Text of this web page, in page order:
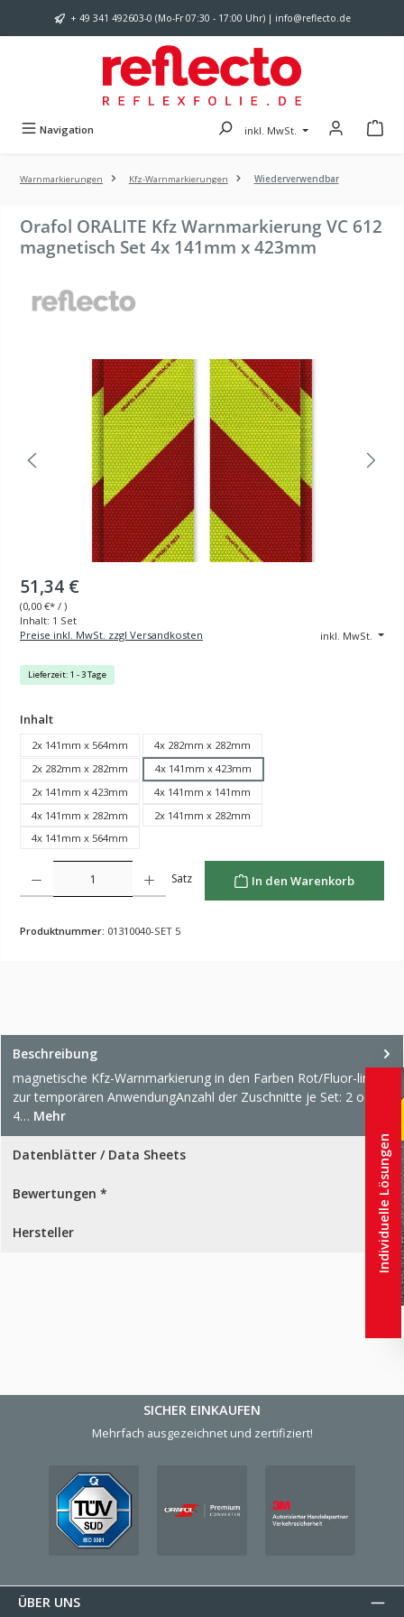
Zum Hauptinhalt springen
+ 49 341 492603-0 (Mo-Fr 07:30 - 17:00 Uhr) | info@reflecto.de
Navigation inkl. MwSt.
Warnmarkierungen Kfz-Warnmarkierungen Wiederverwendbar
Orafol ORALITE Kfz Warnmarkierung VC 612
magnetisch Set 4x 141mm x 423mm
Bildergalerie überspringen
51,34 €
(0,00 €* / )
Inhalt: 1 Set
inkl. MwSt.
Preise inkl. MwSt. zzgl Versandkosten
Lieferzeit: 1 - 3 Tage
Inhaltauswählen
2x 141mm x 564mm
4x 282mm x 282mm
2x 282mm x 282mm
4x 141mm x 423mm
2x 141mm x 423mm
4x 141mm x 141mm
4x 141mm x 282mm
2x 141mm x 282mm
4x 141mm x 564mm
Satz In den Warenkorb
Produktnummer: 01310040-SET 5
Beschreibung
magnetische Kfz-Warnmarkierung in den Farben Rot/Fluor-lime,
zur temporären AnwendungAnzahl der Zuschnitte je Set: 2 oder
4… Mehr
Datenblätter / Data Sheets
Bewertungen *
Hersteller
SICHER EINKAUFEN
Mehrfach ausgezeichnet und zertifiziert!
ÜBER UNS
Individuelle Lösungen